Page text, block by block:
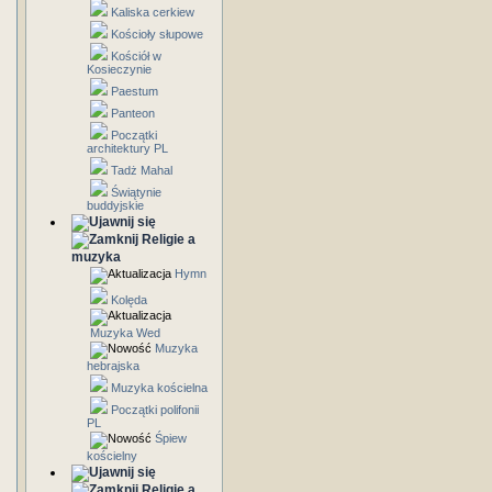
Kaliska cerkiew
Kościoły słupowe
Kościół w
Kosieczynie
Paestum
Panteon
Początki
architektury PL
Tadż Mahal
Świątynie
buddyjskie
Religie a
muzyka
Hymn
Kolęda
Muzyka Wed
Muzyka
hebrajska
Muzyka kościelna
Początki polifonii
PL
Śpiew
kościelny